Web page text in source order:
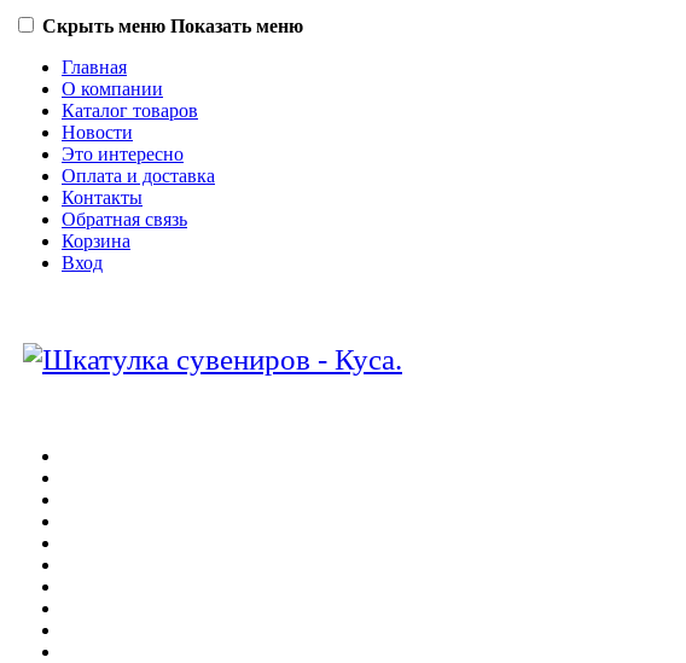
Скрыть меню Показать меню
Главная
О компании
Каталог товаров
Новости
Это интересно
Оплата и доставка
Контакты
Обратная связь
Корзина
Вход